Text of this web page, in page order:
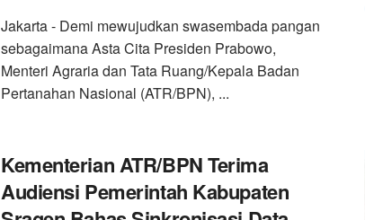
Jakarta - Demi mewujudkan swasembada pangan
sebagaimana Asta Cita Presiden Prabowo,
Menteri Agraria dan Tata Ruang/Kepala Badan
Pertanahan Nasional (ATR/BPN), ...
Kementerian ATR/BPN Terima
Audiensi Pemerintah Kabupaten